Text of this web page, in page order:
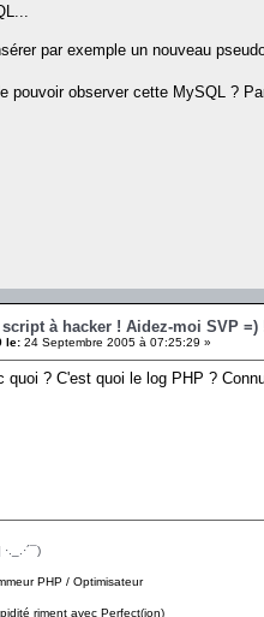
par exemple un nouveau
pouvoir observer cette MySQL ?
script à hacker ! Aidez-moi SVP =)
le: 24 Septembre 2005 à 07:25:29 »
quoi ? C'est quoi le log PHP ?
PHP / Optimisateur
riment avec Perfect(ion)